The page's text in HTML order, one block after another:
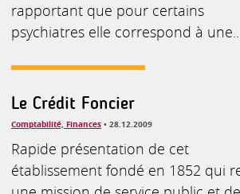
rapportant que pour certains
psychiatres elle correspond à
Le Crédit Foncier
Comptabilité, Finances • 28.12.2009
Rapide présentation de cet
établissement fondé en 1852 qui